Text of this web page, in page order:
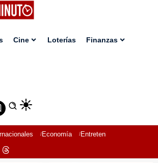
Cine Loterías Finanzas
Economía Entretenimiento